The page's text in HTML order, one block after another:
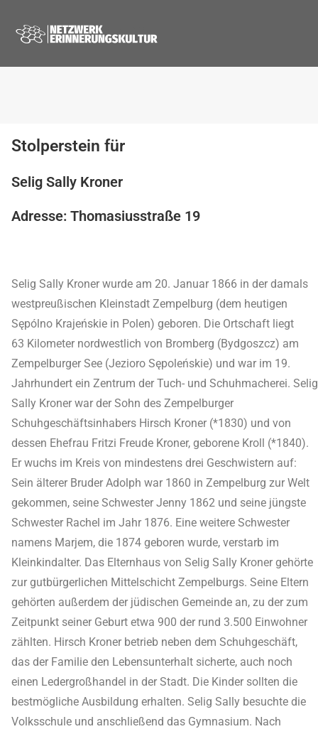
Stolperstein für
Selig Sally Kroner
Adresse: Thomasiusstraße 19
Selig Sally Kroner wurde am 20. Januar 1866 in der damals
westpreußischen Kleinstadt Zempelburg (dem heutigen
Sępólno Krajeńskie in Polen) geboren. Die Ortschaft liegt
63 Kilometer nordwestlich von Bromberg (Bydgoszcz) am
Zempelburger See (Jezioro Sępoleńskie) und war im 19.
Jahrhundert ein Zentrum der Tuch- und Schuhmacherei. Selig
Sally Kroner war der Sohn des Zempelburger
Schuhgeschäftsinhabers Hirsch Kroner (*1830) und von
dessen Ehefrau Fritzi Freude Kroner, geborene Kroll (*1840).
Er wuchs im Kreis von mindestens drei Geschwistern auf:
Sein älterer Bruder Adolph war 1860 in Zempelburg zur Welt
gekommen, seine Schwester Jenny 1862 und seine jüngste
Schwester Rachel im Jahr 1876. Eine weitere Schwester
namens Marjem, die 1874 geboren wurde, verstarb im
Kleinkindalter. Das Elternhaus von Selig Sally Kroner gehörte
zur gutbürgerlichen Mittelschicht Zempelburgs. Seine Eltern
gehörten außerdem der jüdischen Gemeinde an, zu der zum
Zeitpunkt seiner Geburt etwa 900 der rund 3.500 Einwohner
zählten. Hirsch Kroner betrieb neben dem Schuhgeschäft,
das der Familie den Lebensunterhalt sicherte, auch noch
einen Ledergroßhandel in der Stadt. Die Kinder sollten die
bestmögliche Ausbildung erhalten. Selig Sally besuchte die
Volksschule und anschließend das Gymnasium. Nach